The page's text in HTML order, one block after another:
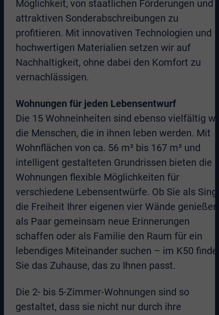
Möglichkeit, von staatlichen Förderungen und
attraktiven Sonderabschreibungen zu
profitieren. Mit innovativen Technologien und
hochwertigen Materialien setzen wir auf
Nachhaltigkeit, ohne dabei den Komfort zu
vernachlässigen.
Wohnungen für jeden Lebensentwurf
Die 15 Wohneinheiten sind ebenso vielfältig
die Menschen, die in ihnen leben werden. Mit
Wohnflächen von ca. 56 m² bis 167 m² und
intelligent gestalteten Grundrissen bieten die
Wohnungen flexible Möglichkeiten für
verschiedene Lebensentwürfe. Ob Sie als
die Freiheit Ihrer eigenen vier Wände
als Paar gemeinsam neue Erinnerungen
schaffen oder als Familie den Raum für ein
lebendiges Miteinander suchen – im K50
Sie das Zuhause, das zu Ihnen passt.
Die 2- bis 5-Zimmer-Wohnungen sind so
gestaltet, dass sie nicht nur durch ihre